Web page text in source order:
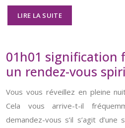
LIRE LA SUITE
01h01 signification
un rendez-vous
Vous vous réveillez en pleine
Cela vous arrive-t-il
demandez-vous s’il s’agit d’une